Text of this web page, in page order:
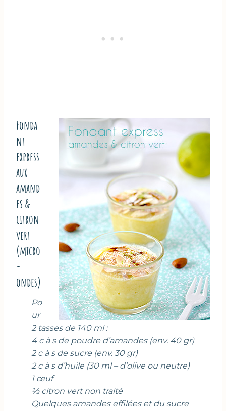
Fonda
nt
express
aux
amand
es &
citron
vert
(micro
-
ondes)
Po
ur
2 tasses de 140 ml :
4 c à s de poudre d’amandes (env. 40 gr)
2 c à s de sucre (env. 30 gr)
2 c à s d’huile (30 ml – d’olive ou neutre)
1 œuf
½ citron vert non traité
Quelques amandes effilées et du sucre